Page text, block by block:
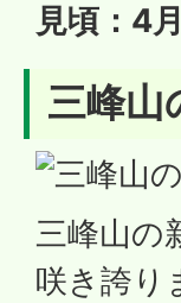
見頃：4
三峰山
三峰山の
咲き誇り